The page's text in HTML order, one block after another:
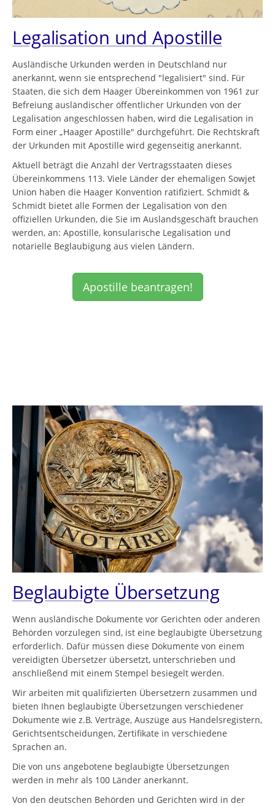
Legalisation und Apostille
Ausländische Urkunden werden in Deutschland nur
anerkannt, wenn sie entsprechend "legalisiert" sind. Für
Staaten, die sich dem Haager Übereinkommen von 1961 zur
Befreiung ausländischer öffentlicher Urkunden von der
Legalisation angeschlossen haben, wird die Legalisation in
Form einer „Haager Apostille" durchgeführt. Die Rechtskraft
der Urkunden mit Apostille wird gegenseitig anerkannt.
Aktuell beträgt die Anzahl der Vertragsstaaten dieses
Übereinkommens 113. Viele Länder der ehemaligen Sowjet
Union haben die Haager Konvention ratifiziert. Schmidt &
Schmidt bietet alle Formen der Legalisation von den
offiziellen Urkunden, die Sie im Auslandsgeschäft brauchen
werden, an: Apostille, konsularische Legalisation und
notarielle Beglaubigung aus vielen Ländern.
Apostille beantragen!
Beglaubigte Übersetzung
Wenn ausländische Dokumente vor Gerichten oder anderen
Behörden vorzulegen sind, ist eine beglaubigte Übersetzung
erforderlich. Dafür müssen diese Dokumente von einem
vereidigten Übersetzer übersetzt, unterschrieben und
anschließend mit einem Stempel besiegelt werden.
Wir arbeiten mit qualifizierten Übersetzern zusammen und
bieten Ihnen beglaubigte Übersetzungen verschiedener
Dokumente wie z.B. Verträge, Auszüge aus Handelsregistern,
Gerichtsentscheidungen, Zertifikate in verschiedene
Sprachen an.
Die von uns angebotene beglaubigte Übersetzungen
werden in mehr als 100 Länder anerkannt.
Von den deutschen Behörden und Gerichten wird in der